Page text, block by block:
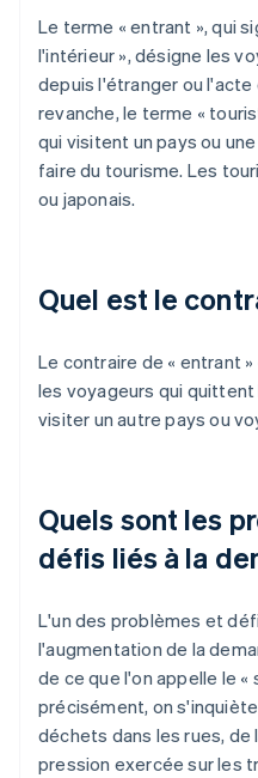
Le terme « entrant », qui
l'intérieur », désigne les
depuis l'étranger ou l'acte
revanche, le terme «
qui visitent un pays ou
faire du tourisme. Les
ou japonais.
Quel est le
Le contraire de « entrant
les voyageurs qui
visiter un autre pays ou
Quels sont les
défis liés à la
L'un des problèmes et
l'augmentation de la
de ce que l'on appelle le «
précisément, on
déchets dans les rues,
pression exercée sur les